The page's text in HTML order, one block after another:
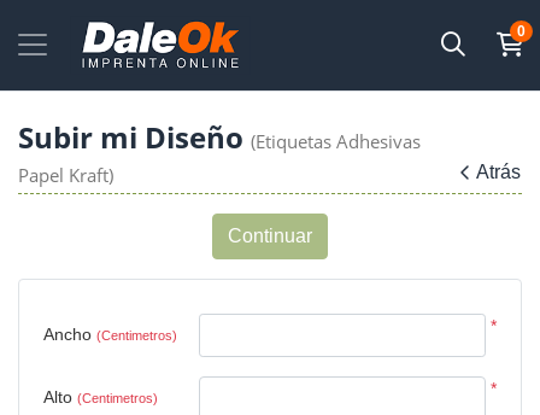
0
Subir mi Diseño (Etiquetas Adhesivas
Papel Kraft)
Atrás
Continuar
Ancho (Centimetros)
*
Alto (Centimetros)
*